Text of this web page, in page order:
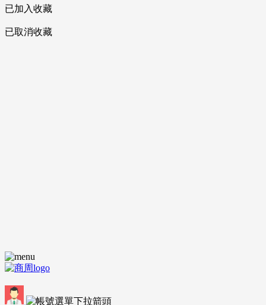
已加入收藏
已取消收藏